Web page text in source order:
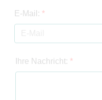
E-Mail: *
Ihre Nachricht: *